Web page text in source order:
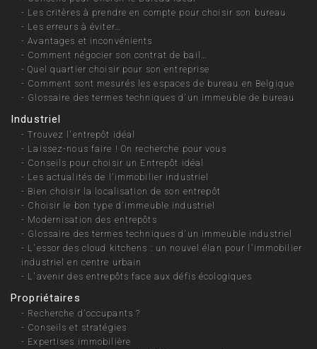
- Les critères à prendre en compte pour choisir son bureau
- Les erreurs à éviter…
-Avantages et inconvénients
- Comment négocier son contrat de bail…
-Quel quartier choisir pour son entreprise
- Comment sont mesurés les espaces de bureau en Belgique
- Glossaire des termes techniques d'un immeuble de bureau
Industriel
-Trouvez l'entrepôt idéal
- Laissez-nous faire ! On recherche pour vous
- Conseils pour choisir un Entrepôt idéal
- Les actualités de l'immobilier industriel
- Bien choisir la localisation de son entrepôt
- Choisir le bon type d'immeuble industriel
- Modernisation des entrepôts
- Glossaire des termes techniques d'un immeuble industriel
- L'essor des cloud kitchens : un nouvel élan pour l'immobilier
industriel en centre urbain
- L'avenir des entrepôts face aux défis écologiques
Propriétaires
- Recherche d'occupants ?
- Conseils et stratégies
- Expertises immobilière